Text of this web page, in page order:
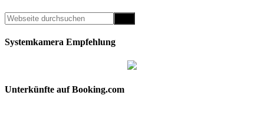
Systemkamera Empfehlung
Unterkünfte auf Booking.com